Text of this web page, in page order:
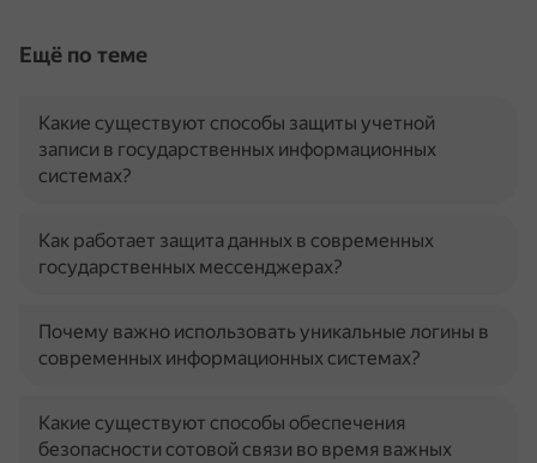
Ещё по теме
Какие существуют способы защиты учетной
записи в государственных информационных
системах?
Как работает защита данных в современных
государственных мессенджерах?
Почему важно использовать уникальные логины в
современных информационных системах?
Какие существуют способы обеспечения
безопасности сотовой связи во время важных